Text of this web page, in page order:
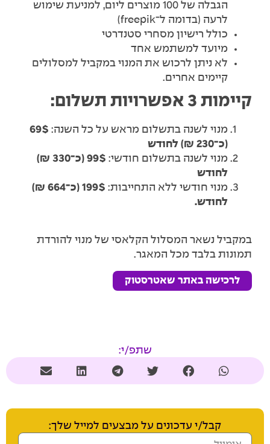
הגבלה של 100 מוצרים ליום, למניעת שימוש
לרעה (בדומה ל־freepik)
כולל רישיון מסחרי סטנדרטי
מיועד למשתמש אחד
לא ניתן לרכוש את המנוי במקביל למסלולים
קיימים אחרים.
קיימות 3 אפשרויות תשלום:
מנוי לשנה בתשלום מראש על כל השנה: 69$
(כ־230 ₪) לחודש
מנוי לשנה בתשלום חודשי:
99$ (כ־330 ₪)
לחודש
מנוי חודשי ללא התחייבות:
199$ (כ־664 ₪)
לחודש.
במקביל נשאר המסלול הקלאסי של מנוי להורדת
תמונות בלבד מכל המאגר.
לרכישה באתר שאטרסטוק
שתפ/י:
קבל/י עדכונים על מבצעים למייל שלך: